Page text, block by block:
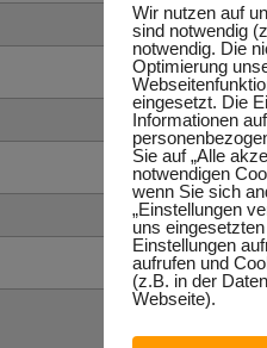
Wir nutzen auf
sind notwendig
notwendig. Die
Optimierung
eingesetzt. Die
Informationen
Sie auf „Alle
notwendigen
wenn Sie sich
„Einstellungen
uns
Einstellungen
aufrufen und
(z.B. in der
Webseite).